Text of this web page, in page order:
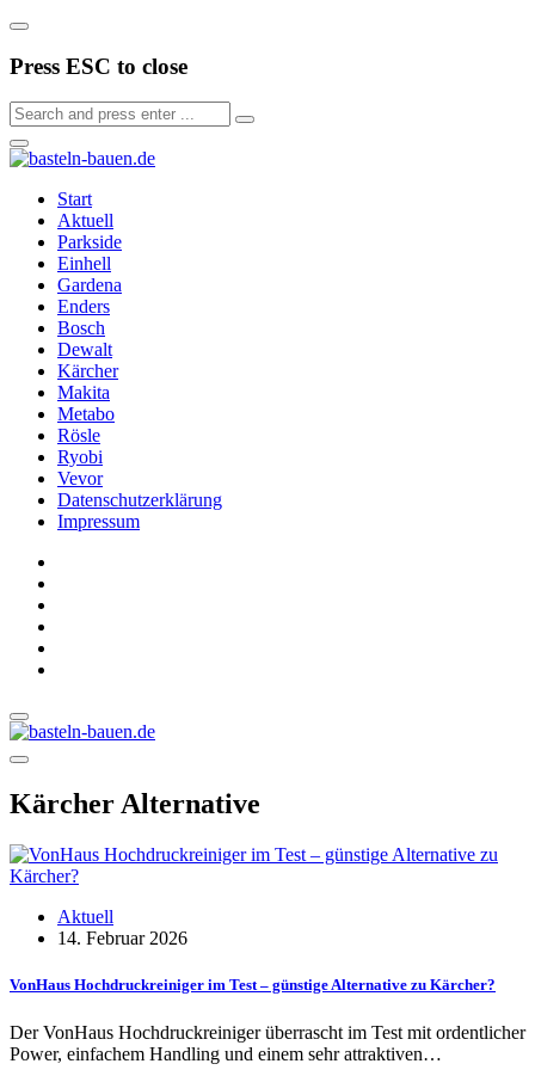
Press ESC to close
Start
Aktuell
Parkside
Einhell
Gardena
Enders
Bosch
Dewalt
Kärcher
Makita
Metabo
Rösle
Ryobi
Vevor
Datenschutzerklärung
Impressum
Kärcher Alternative
Aktuell
14. Februar 2026
VonHaus Hochdruckreiniger im Test – günstige Alternative zu Kärcher?
Der VonHaus Hochdruckreiniger überrascht im Test mit ordentlicher
Power, einfachem Handling und einem sehr attraktiven…